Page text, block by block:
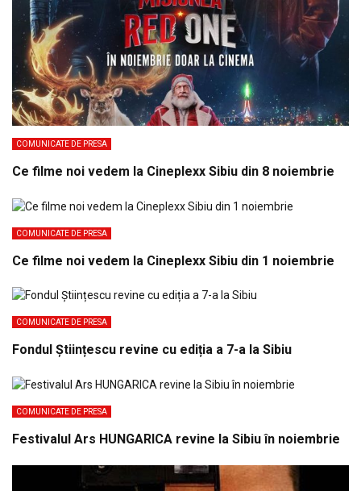
COMUNICATE DE PRESA
Ce filme noi vedem la Cineplexx Sibiu din 8 noiembrie
COMUNICATE DE PRESA
Ce filme noi vedem la Cineplexx Sibiu din 1 noiembrie
COMUNICATE DE PRESA
Fondul Științescu revine cu ediția a 7-a la Sibiu
COMUNICATE DE PRESA
Festivalul Ars HUNGARICA revine la Sibiu în noiembrie